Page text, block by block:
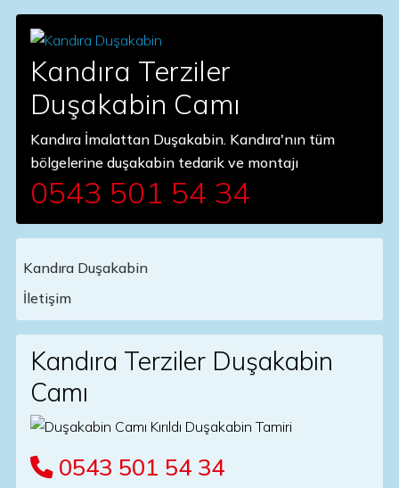
Kandıra Terziler
Duşakabin Camı
Kandıra İmalattan Duşakabin. Kandıra'nın tüm
bölgelerine duşakabin tedarik ve montajı
0543 501 54 34
Main Navigation
Kandıra Duşakabin
İletişim
Kandıra Terziler Duşakabin
Camı
0543 501 54 34